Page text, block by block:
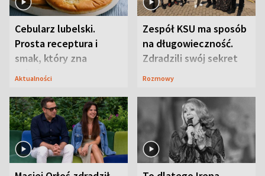
Cebularz lubelski.
Prosta receptura i
smak, który zna
Lubelszczyzna
Aktualności
Zespół KSU ma sposób
na długowieczność.
Zdradzili swój sekret
Rozmowy